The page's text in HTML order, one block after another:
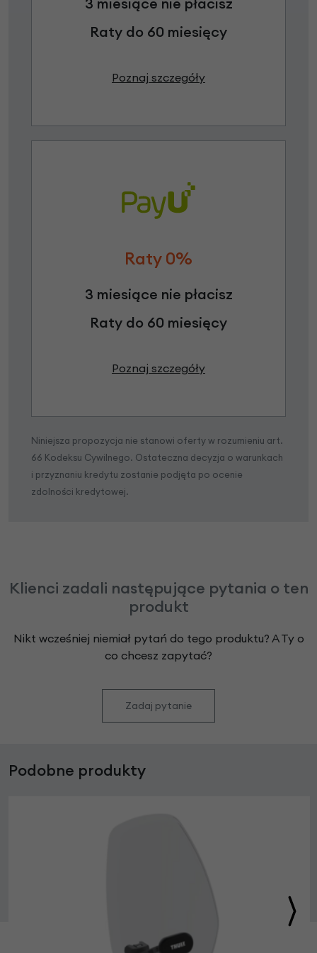
Raty do 60 miesięcy
Poznaj szczegóły
Raty 0%
3 miesiące nie płacisz
Raty do 60 miesięcy
Poznaj szczegóły
Niniejsza propozycja nie stanowi oferty w rozumieniu art.
66 Kodeksu Cywilnego. Ostateczna decyzja o warunkach
i przyznaniu kredytu zostanie podjęta po ocenie
zdolności kredytowej.
Klienci zadali następujące pytania o ten
produkt
Nikt wcześniej niemiał pytań do tego produktu? A Ty o
co chcesz zapytać?
Zadaj pytanie
Podobne produkty